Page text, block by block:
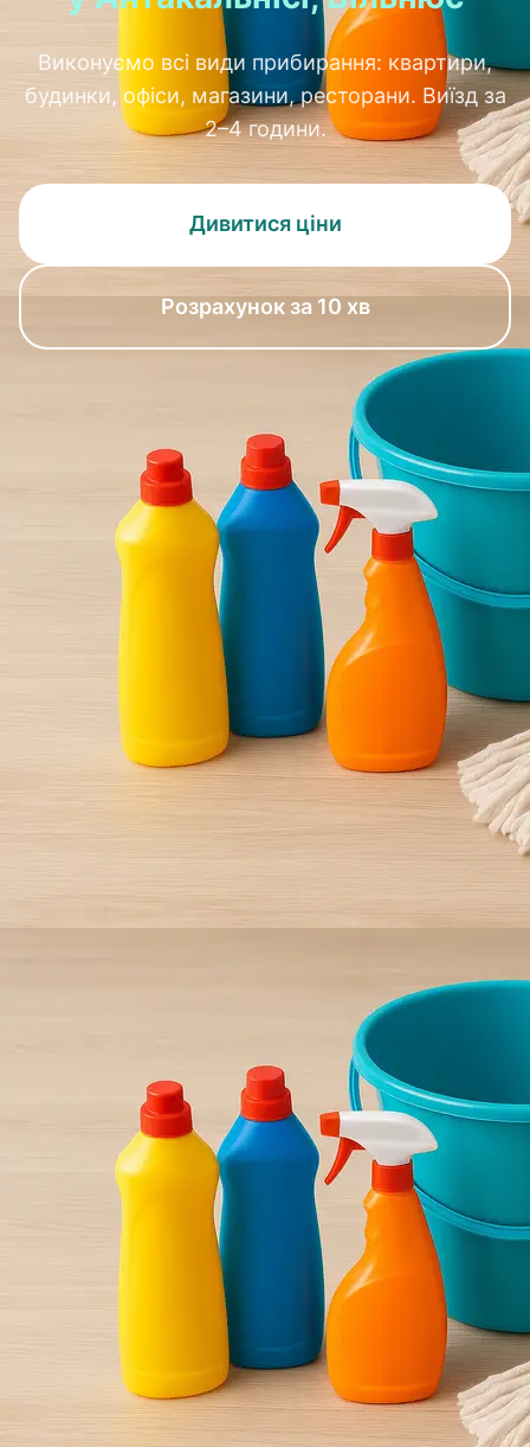
Виконуємо всі види прибирання: квартири,
будинки, офіси, магазини, ресторани. Виїзд за
2–4 години.
Дивитися ціни
Розрахунок за 10 хв